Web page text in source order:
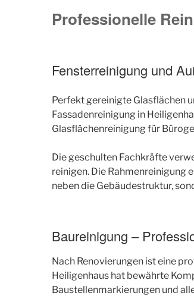
Professionelle
Fensterreinigung und
Perfekt gereinigte Glasflächen
Fassadenreinigung in
Glasflächenreinigung für
Die geschulten Fachkräfte
reinigen. Die Rahmenreinigung
neben die Gebäudestruktur,
Baureinigung –
Nach Renovierungen ist eine
Heiligenhaus hat bewährte
Baustellenmarkierungen und